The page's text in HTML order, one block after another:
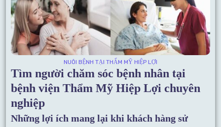
NUÔI BỆNH TẠI THẨM MỸ HIỆP LỢI
Tìm người chăm sóc bệnh nhân tại
bệnh viện Thẩm Mỹ Hiệp Lợi chuyên
nghiệp
Những lợi ích mang lại khi khách hàng sử